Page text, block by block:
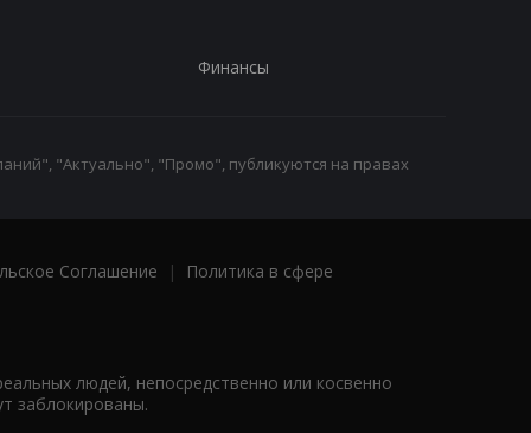
Финансы
"Актуально", "Промо", публикуются на правах
Соглашение |
Политика в сфере
людей, непосредственно или косвенно
заблокированы.